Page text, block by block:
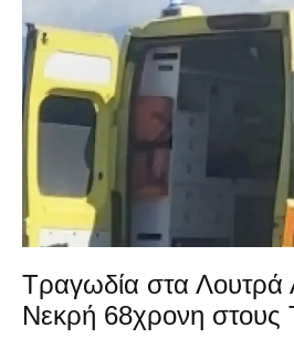
Τραγωδία στα Λουτρά
Νεκρή 68χρονη στους